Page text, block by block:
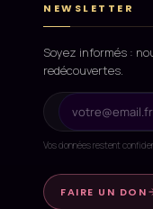
NEWSLETTER
Soyez informés :
redécouvertes.
Vos données restent
FAIRE UN DON